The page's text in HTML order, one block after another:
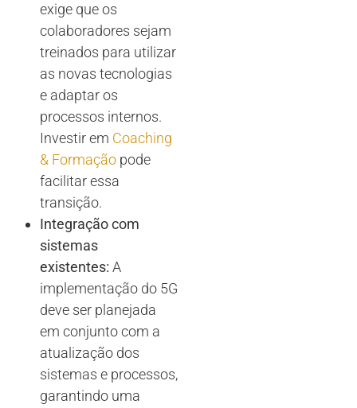
exige que os
colaboradores sejam
treinados para utilizar
as novas tecnologias
e adaptar os
processos internos.
Investir em Coaching
& Formação pode
facilitar essa
transição.
Integração com
sistemas
existentes: A
implementação do 5G
deve ser planejada
em conjunto com a
atualização dos
sistemas e processos,
garantindo uma